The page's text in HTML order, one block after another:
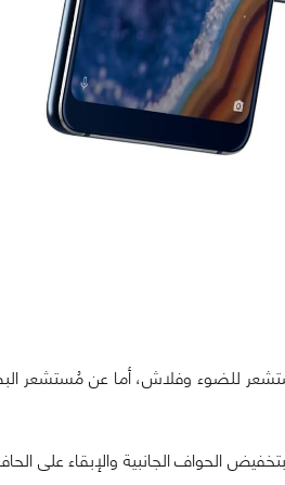
للضوء وفلاش، أما عن مُستشعر
الحواف الجانبية والإبقاء على